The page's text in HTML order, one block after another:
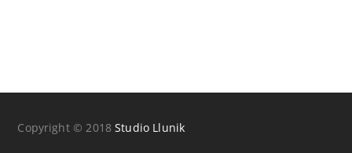
Copyright © 2018Studio Llunik